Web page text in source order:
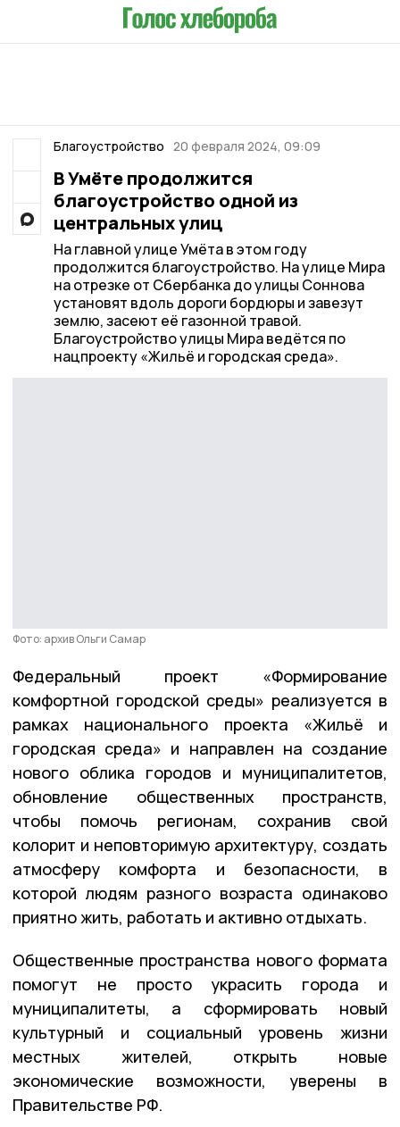
Благоустройство 20 февраля 2024, 09:09
В Умёте продолжится
благоустройство одной из
центральных улиц
На главной улице Умёта в этом году
продолжится благоустройство. На улице Мира
на отрезке от Сбербанка до улицы Соннова
установят вдоль дороги бордюры и завезут
землю, засеют её газонной травой.
Благоустройство улицы Мира ведётся по
нацпроекту «Жильё и городская среда».
Фото: архив Ольги Самар
Федеральный проект «Формирование
комфортной городской среды» реализуется в
рамках национального проекта «Жильё и
городская среда» и направлен на создание
нового облика городов и муниципалитетов,
обновление общественных пространств,
чтобы помочь регионам, сохранив свой
колорит и неповторимую архитектуру, создать
атмосферу комфорта и безопасности, в
которой людям разного возраста одинаково
приятно жить, работать и активно отдыхать.
Общественные пространства нового формата
помогут не просто украсить города и
муниципалитеты, а сформировать новый
культурный и социальный уровень жизни
местных жителей, открыть новые
экономические возможности, уверены в
Правительстве РФ.